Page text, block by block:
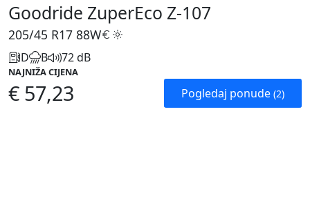
Goodride ZuperEco Z-107
205/45 R17 88W
D B 72 dB
NAJNIŽA CIJENA
€ 57,23 Pogledaj ponude (2)